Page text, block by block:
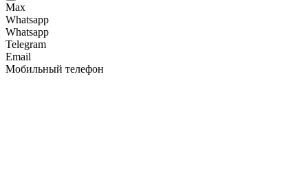
Max
Whatsapp
Whatsapp
Telegram
Email
Мобильный телефон